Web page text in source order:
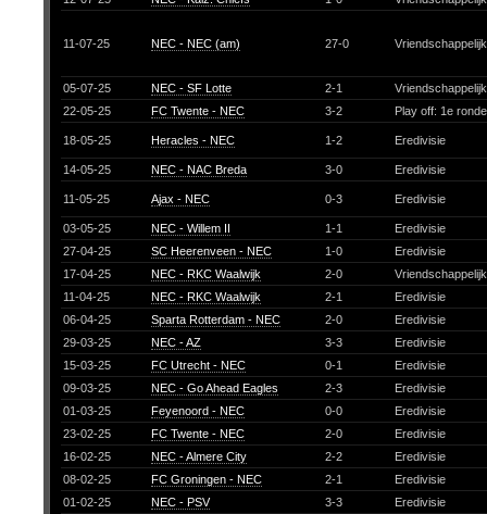
11-07-25 NEC - NEC (am) 27-0
05-07-25 NEC - SF Lotte 2-1
22-05-25
FC Twente - NEC 3-2 Play off: 1e
18-05-25 Heracles - NEC 1-2 Eredivisie
14-05-25 NEC - NAC Breda 3-0 Eredivisie
11-05-25 Ajax - NEC 0-3 Eredivisie
03-05-25 NEC - Willem II 1-1
Eredivisie
27-04-25
SC Heerenveen - NEC 1-0
Eredivisie
17-04-25
NEC - RKC Waalwijk 2-0
11-04-25
NEC - RKC Waalwijk 2-1
Eredivisie
06-04-25
Sparta Rotterdam - NEC 2-0
Eredivisie
29-03-25
NEC - AZ 3-3
Eredivisie
15-03-25
FC Utrecht - NEC 0-1
Eredivisie
09-03-25
NEC - Go Ahead Eagles 2-3
Eredivisie
01-03-25
Feyenoord - NEC 0-0
Eredivisie
23-02-25
FC Twente - NEC 2-0
Eredivisie
16-02-25
NEC - Almere City 2-2
Eredivisie
08-02-25
FC Groningen - NEC 2-1
Eredivisie
01-02-25
NEC - PSV 3-3
Eredivisie